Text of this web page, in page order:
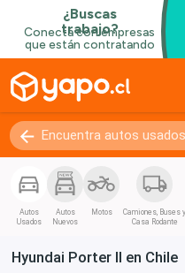
Autos
Usados
Autos
Nuevos
Motos
Camiones, Buses y
Casa Rodante
Hyundai Porter II en Chile